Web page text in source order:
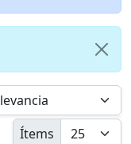
Ítems